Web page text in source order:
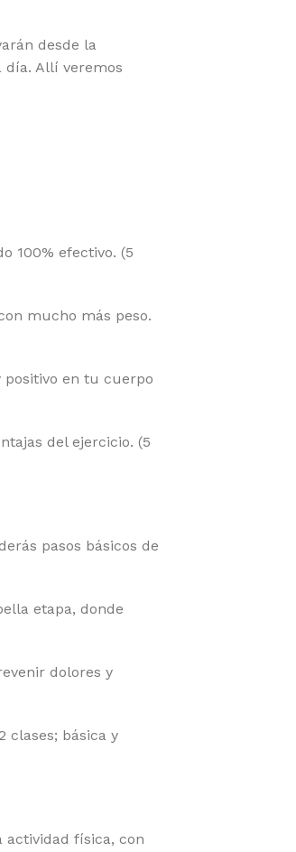
desde la
Allí veremos
100% efectivo. (5
mucho más peso.
positivo en tu cuerpo
del ejercicio. (5
pasos básicos de
etapa, donde
dolores y
clases; básica y
actividad física, con